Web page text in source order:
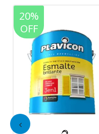
20%
OFF